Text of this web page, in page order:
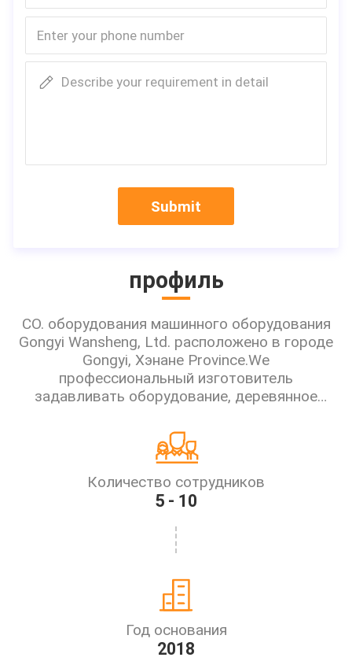
Describe your requirement in detail
Submit
профиль
CO. оборудования машинного оборудования
Gongyi Wansheng, Ltd. расположено в городе
Gongyi, Хэнане Province.We
профессиональный изготовитель
задавливать оборудование, деревянное
оборудование, леты продукции equipment.10
кирпича опыта продукции и продаж,
профессиональные продажи и пе...
Количество сотрудников
5 - 10
Год основания
2018